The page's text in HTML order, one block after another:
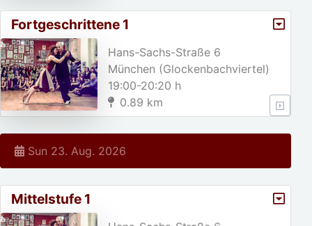
Fortgeschrittene 1
Hans-Sachs-Straße 6
München (Glockenbachviertel)
19:00-20:20 h
0.89 km
Sun 23. Aug. 2026
Mittelstufe 1